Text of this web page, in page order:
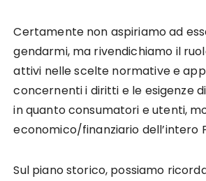
Certamente non aspiriamo ad
gendarmi, ma rivendichiamo il
attivi nelle scelte normative e
concernenti i diritti e le esigenze
in quanto consumatori e utenti,
economico/finanziario dell’intero
Sul piano storico, possiamo